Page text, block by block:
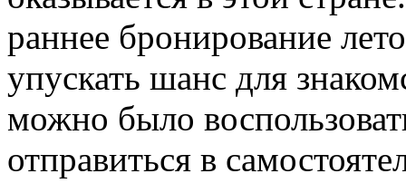
раннее бронирование
упускать шанс для
можно было
отправиться в